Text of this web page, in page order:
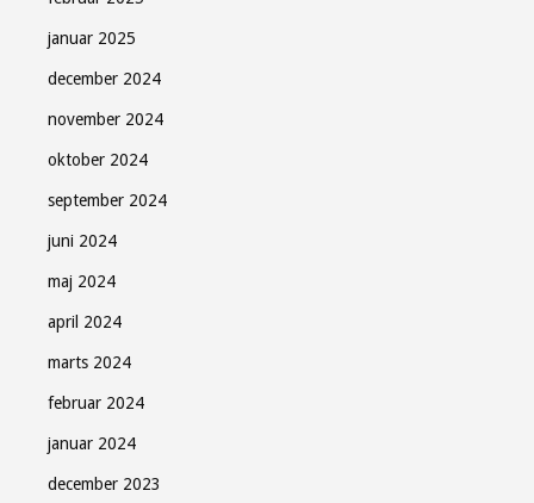
januar 2025
december 2024
november 2024
oktober 2024
september 2024
juni 2024
maj 2024
april 2024
marts 2024
februar 2024
januar 2024
december 2023